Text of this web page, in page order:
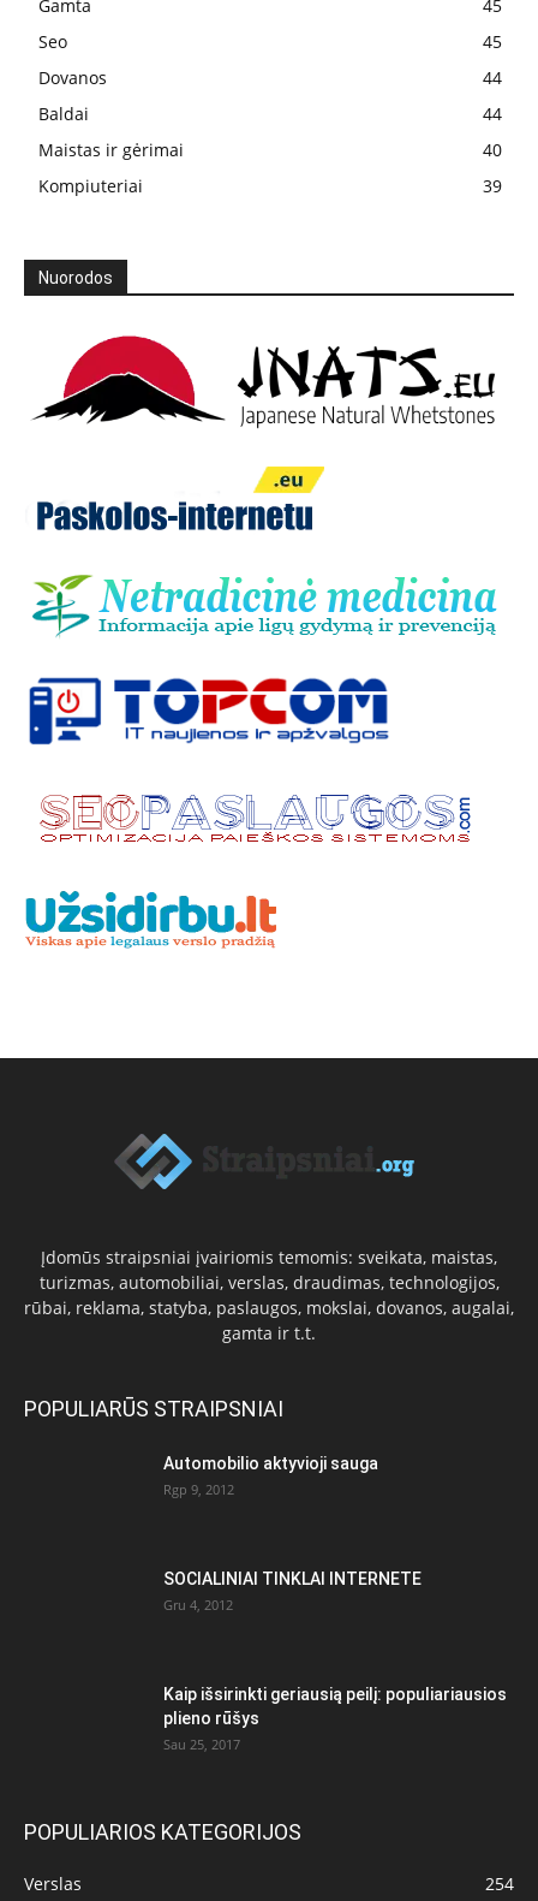
Gamta
45
Seo
45
Dovanos
44
Baldai
44
Maistas ir gėrimai
40
Kompiuteriai
39
Nuorodos
Įdomūs straipsniai įvairiomis temomis: sveikata, maistas,
turizmas, automobiliai, verslas, draudimas, technologijos,
rūbai, reklama, statyba, paslaugos, mokslai, dovanos, augalai,
gamta ir t.t.
POPULIARŪS STRAIPSNIAI
Automobilio aktyvioji sauga
Rgp 9, 2012
SOCIALINIAI TINKLAI INTERNETE
Gru 4, 2012
Kaip išsirinkti geriausią peilį: populiariausios
plieno rūšys
Sau 25, 2017
POPULIARIOS KATEGORIJOS
Verslas 254